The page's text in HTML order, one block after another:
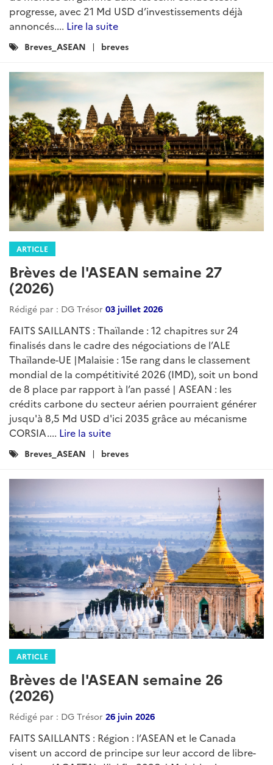
progresse, avec 21 Md USD d’investissements déjà
annoncés.... Lire la suite
Catégories
Breves_ASEAN breves
ARTICLE
Brèves de l'ASEAN semaine 27
(2026)
Rédigé par : DG Trésor 03 juillet 2026
FAITS SAILLANTS : Thaïlande : 12 chapitres sur 24
finalisés dans le cadre des négociations de l’ALE
Thaïlande-UE |Malaisie : 15e rang dans le classement
mondial de la compétitivité 2026 (IMD), soit un bond
de 8 place par rapport à l’an passé | ASEAN : les
crédits carbone du secteur aérien pourraient générer
jusqu'à 8,5 Md USD d'ici 2035 grâce au mécanisme
CORSIA.... Lire la suite
Catégories
Breves_ASEAN breves
ARTICLE
Brèves de l'ASEAN semaine 26
(2026)
Rédigé par : DG Trésor 26 juin 2026
FAITS SAILLANTS : Région : l’ASEAN et le Canada
visent un accord de principe sur leur accord de libre-